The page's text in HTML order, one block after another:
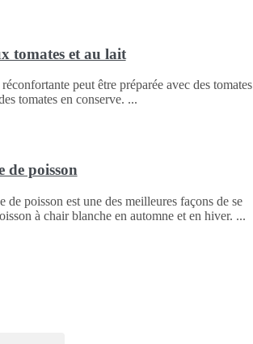
tomates et au lait
peut être préparée avec des tomates
tomates en conserve.
de poisson
de poisson est une des meilleures façons de se
à chair blanche en automne et en hiver.